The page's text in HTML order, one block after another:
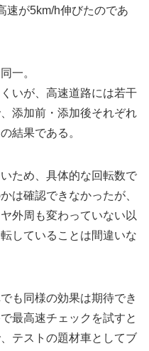
速が5km/h伸びたのであ
一。
いが、高速道路には若干
添加前・添加後それぞれ
結果である。
ため、具体的な回転数で
は確認できなかったが、
外周も変わっていない以
していることは間違いな
も同様の効果は期待でき
最高速チェックを試すと
テストの題材車としてブ